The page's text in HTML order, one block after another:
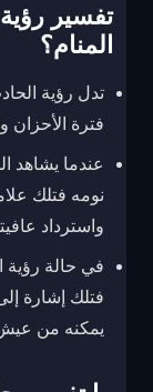
تفسير
المنام؟
تدل رؤية
فترة الأحزان
عندما يشاهد
نومه فتلك
واسترداد
في حالة رؤية
فتلك إشارة
يمكنه من